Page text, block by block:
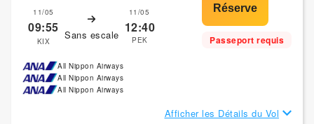
11/05
09:55
KIX Sans escale
11/05
12:40
PEK Passeport requis
All Nippon Airways
All Nippon Airways
All Nippon Airways
Afficher les Détails du Vol